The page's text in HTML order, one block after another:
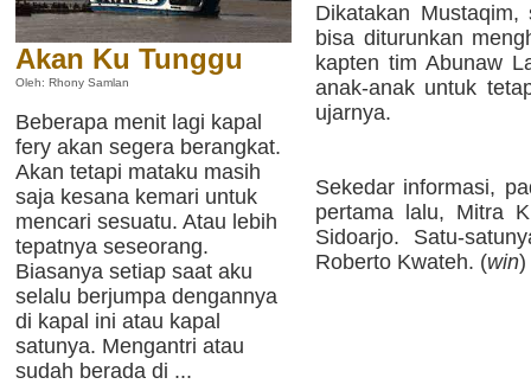
Akan Ku Tunggu
Oleh: Rhony Samlan
Beberapa menit lagi kapal
fery akan segera berangkat.
Akan tetapi mataku masih
saja kesana kemari untuk
mencari sesuatu. Atau lebih
tepatnya seseorang.
Biasanya setiap saat aku
selalu berjumpa dengannya
di kapal ini atau kapal
satunya. Mengantri atau
sudah berada di ...
Dikatakan
bisa diturunkan
kapten tim Abunaw
anak-anak untuk
ujarnya.
Sekedar informasi,
pertama lalu, Mitra
Sidoarjo. Satu-
Roberto Kwateh. (win)